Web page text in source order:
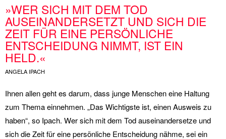
»WER SICH MIT DEM TOD
AUSEINANDERSETZT UND SICH DIE
ZEIT FÜR EINE PERSÖNLICHE
ENTSCHEIDUNG NIMMT, IST EIN
HELD.«
ANGELA IPACH
Ihnen allen geht es darum, dass junge Menschen eine Haltung
zum Thema einnehmen. „Das Wichtigste ist, einen Ausweis zu
haben“, so Ipach. Wer sich mit dem Tod auseinandersetze und
sich die Zeit für eine persönliche Entscheidung nähme, sei ein